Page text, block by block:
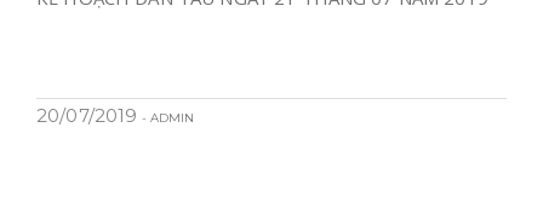
20/07/2019 - ADMIN